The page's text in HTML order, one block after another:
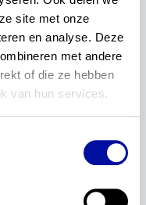
site met onze
en analyse. Deze
met andere
of die ze hebben
van hun services.